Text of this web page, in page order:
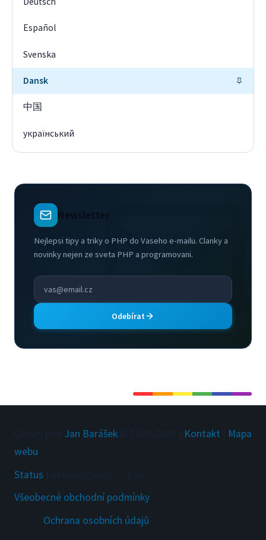
Español
Svenska
Dansk
中国
український
Newsletter
Nejlepsi tipy a triky o PHP do Vaseho e-mailu. Clanky a
novinky nejen ze sveta PHP a programovani.
Odebírat
Jan Barášek Kontakt
Mapa
webu
Status
Všeobecné obchodní podmínky
Ochrana osobních údajů